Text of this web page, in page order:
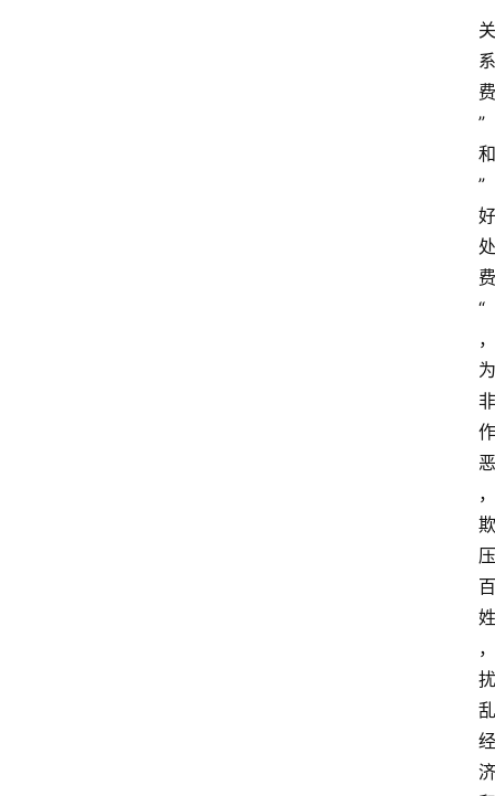
关
系
费
”
和
”
好
处
费
“
，
为
非
作
恶
，
欺
压
百
姓
，
扰
乱
经
济